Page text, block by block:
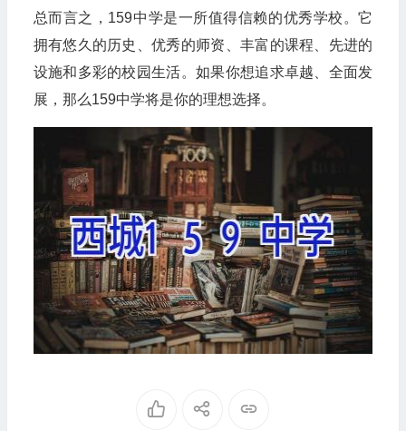
总而言之，159中学是一所值得信赖的优秀学校。它
拥有悠久的历史、优秀的师资、丰富的课程、先进的
设施和多彩的校园生活。如果你想追求卓越、全面发
展，那么159中学将是你的理想选择。